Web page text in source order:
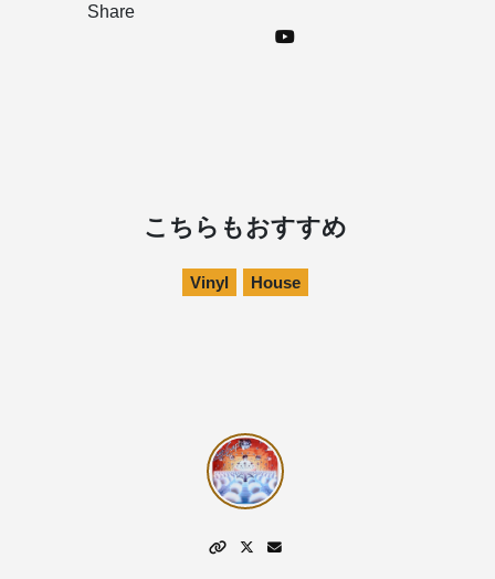
Share
こちらもおすすめ
Vinyl House